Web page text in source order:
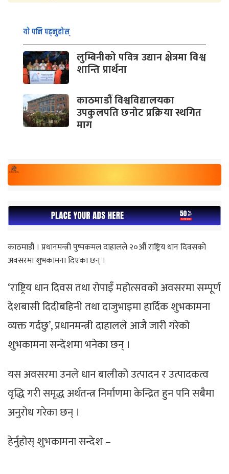
यो पनि पढ्नुहोस्
लुम्बिनीको पवित्र उद्यान क्षेत्रमा विश्व
शान्ति प्रार्थना
काठमाडौं विश्वविद्यालयका
उपकुलपति छनोट प्रक्रिया स्थगित
माग
काठमाडौं । प्रधानमन्त्री पुष्पकमल दाहालले २०औँ राष्ट्रिय धान दिवसको
अवसरमा शुभकामना दिएका छन् ।
‘राष्ट्रिय धान दिवस तथा रोपाइँ महोत्सवको अवसरमा सम्पूर्ण
देशबासी दिदीबहिनी तथा दाजुभाइमा हार्दिक शुभकामना
व्यक्त गर्दछु’, प्रधानमन्त्री दाहालले आजै जारी गरेको
शुभकामना सन्देशमा भनेका छन् ।
यस अवसरमा उनले धान बालीको उत्पादन र उत्पादकत्व
वृद्धि गरी समृद्ध अर्थतन्त्र निर्माणमा केन्द्रित हुन पनि सबैमा
अनुरोध गरेका छन् ।
हेर्नुहोस् शुभकामना सन्देश –